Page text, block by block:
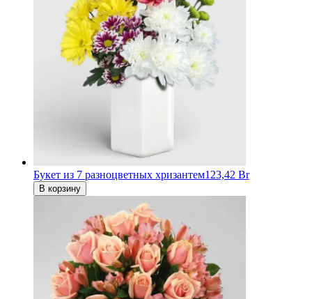
Букет из 7 разноцветных хризантем123,42 Br
В корзину